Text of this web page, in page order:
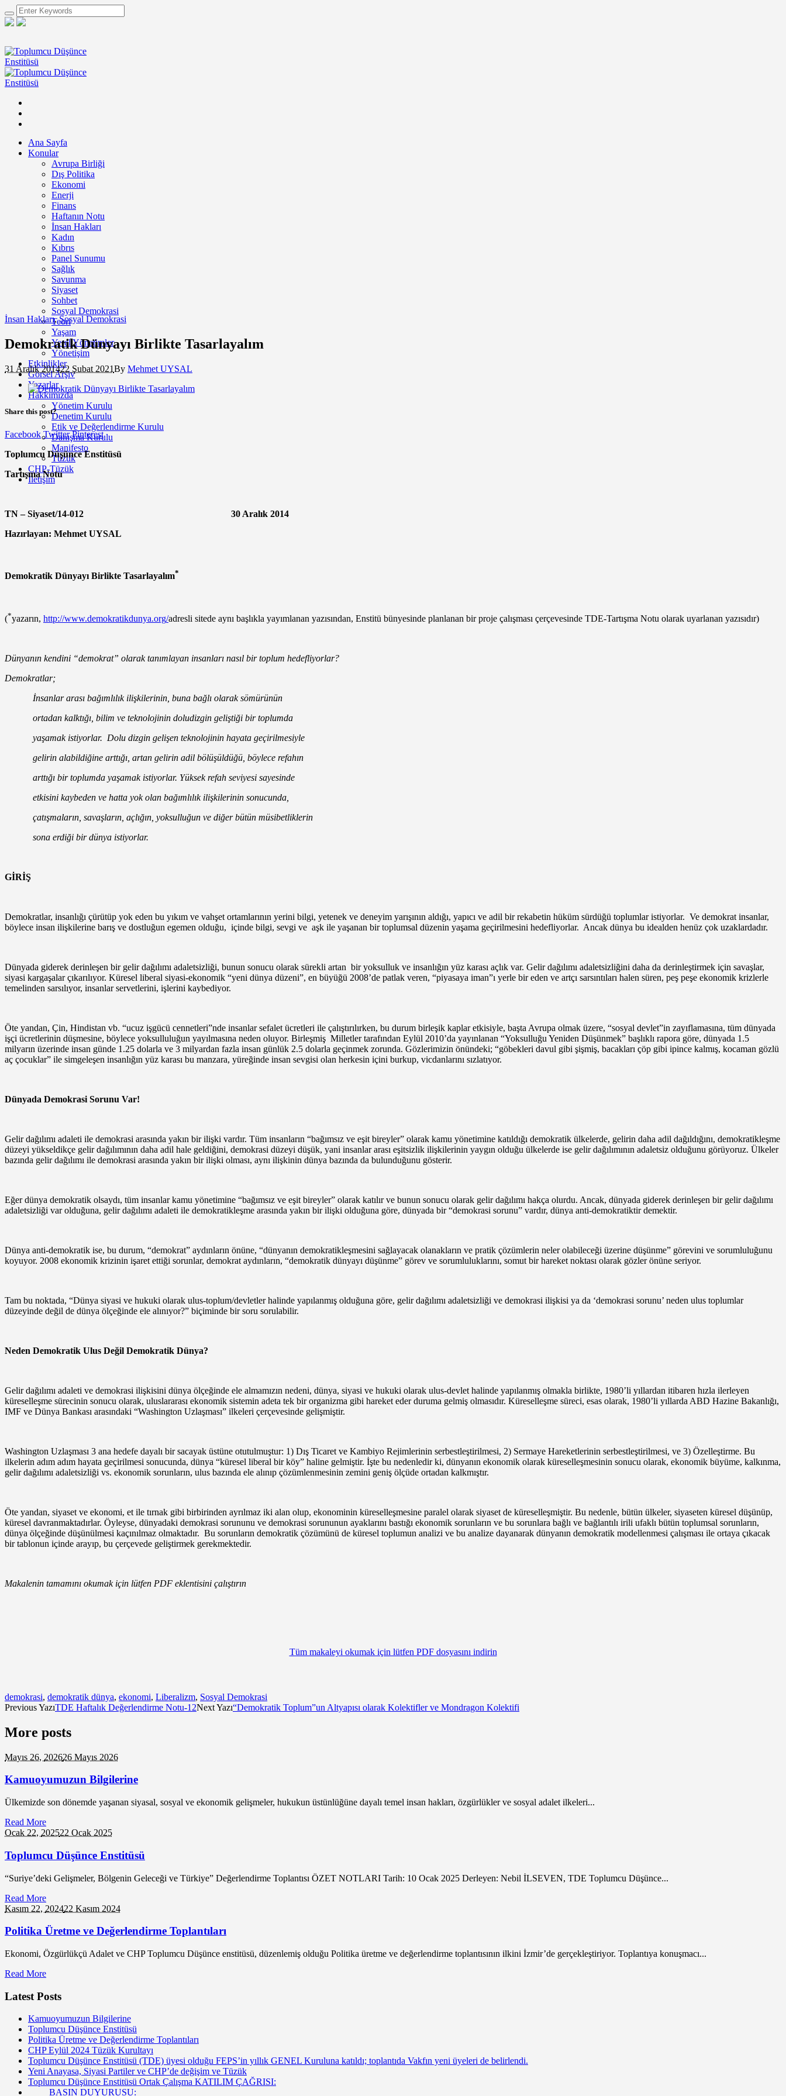
Ana Sayfa
Konular
Avrupa Birliği
Dış Politika
Ekonomi
Enerji
Finans
Haftanın Notu
İnsan Hakları
Kadın
Kıbrıs
Panel Sunumu
Sağlık
Savunma
Siyaset
Sohbet
Sosyal Demokrasi
Teori
Yaşam
Yerel Yönetimler
Yönetişim
Etkinlikler
Görsel Arşiv
Yazarlar
Hakkımızda
Yönetim Kurulu
Denetim Kurulu
Etik ve Değerlendirme Kurulu
Danışma Kurulu
Manifesto
Tüzük
CHP-Tüzük
İletişim
İnsan Hakları,Sosyal Demokrasi
Demokratik Dünyayı Birlikte Tasarlayalım
31 Aralık 201422 Şubat 2021By Mehmet UYSAL
Share this post?
Facebook Twitter Pinterest
Toplumcu Düşünce Enstitüsü
Tartışma Notu
TN – Siyaset/14-012 30 Aralık 2014
Hazırlayan: Mehmet UYSAL
Demokratik Dünyayı Birlikte Tasarlayalım*
(*yazarın, http://www.demokratikdunya.org/adresli sitede aynı başlıkla yayımlanan yazısından, Enstitü bünyesinde planlanan bir proje çalışması çerçevesinde TDE-Tartışma Notu olarak uyarlanan yazısıdır)
Dünyanın kendini “demokrat” olarak tanımlayan insanları nasıl bir toplum hedefliyorlar?
Demokratlar;
İnsanlar arası bağımlılık ilişkilerinin, buna bağlı olarak sömürünün
ortadan kalktığı, bilim ve teknolojinin doludizgin geliştiği bir toplumda
yaşamak istiyorlar. Dolu dizgin gelişen teknolojinin hayata geçirilmesiyle
gelirin alabildiğine arttığı, artan gelirin adil bölüşüldüğü, böylece refahın
arttığı bir toplumda yaşamak istiyorlar. Yüksek refah seviyesi sayesinde
etkisini kaybeden ve hatta yok olan bağımlılık ilişkilerinin sonucunda,
çatışmaların, savaşların, açlığın, yoksulluğun ve diğer bütün müsibetliklerin
sona erdiği bir dünya istiyorlar.
GİRİŞ
Demokratlar, insanlığı çürütüp yok eden bu yıkım ve vahşet ortamlarının yerini bilgi, yetenek ve deneyim yarışının aldığı, yapıcı ve adil bir rekabetin hüküm sürdüğü toplumlar istiyorlar. Ve demokrat insanlar,
böylece insan ilişkilerine barış ve dostluğun egemen olduğu, içinde bilgi, sevgi ve aşk ile yaşanan bir toplumsal düzenin yaşama geçirilmesini hedefliyorlar. Ancak dünya bu idealden henüz çok uzaklardadır.
Dünyada giderek derinleşen bir gelir dağılımı adaletsizliği, bunun sonucu olarak sürekli artan bir yoksulluk ve insanlığın yüz karası açlık var. Gelir dağılımı adaletsizliğini daha da derinleştirmek için savaşlar,
siyasi kargaşalar çıkarılıyor. Küresel liberal siyasi-ekonomik “yeni dünya düzeni”, en büyüğü 2008’de patlak veren, “piyasaya iman”ı yerle bir eden ve artçı sarsıntıları halen süren, peş peşe ekonomik krizlerle
temelinden sarsılıyor, insanlar servetlerini, işlerini kaybediyor.
Öte yandan, Çin, Hindistan vb. “ucuz işgücü cennetleri”nde insanlar sefalet ücretleri ile çalıştırılırken, bu durum birleşik kaplar etkisiyle, başta Avrupa olmak üzere, “sosyal devlet”in zayıflamasına, tüm dünyada
işçi ücretlerinin düşmesine, böylece yoksulluluğun yayılmasına neden oluyor. Birleşmiş Milletler tarafından Eylül 2010’da yayınlanan “Yoksulluğu Yeniden Düşünmek” başlıklı rapora göre, dünyada 1.5
milyarın üzerinde insan günde 1.25 dolarla ve 3 milyardan fazla insan günlük 2.5 dolarla geçinmek zorunda. Gözlerimizin önündeki; “göbekleri davul gibi şişmiş, bacakları çöp gibi ipince kalmış, kocaman gözlü
aç çocuklar” ile simgeleşen insanlığın yüz karası bu manzara, yüreğinde insan sevgisi olan herkesin içini burkup, vicdanlarını sızlatıyor.
Dünyada Demokrasi Sorunu Var!
Gelir dağılımı adaleti ile demokrasi arasında yakın bir ilişki vardır. Tüm insanların “bağımsız ve eşit bireyler” olarak kamu yönetimine katıldığı demokratik ülkelerde, gelirin daha adil dağıldığını, demokratikleşme
düzeyi yükseldikçe gelir dağılımının daha adil hale geldiğini, demokrasi düzeyi düşük, yani insanlar arası eşitsizlik ilişkilerinin yaygın olduğu ülkelerde ise gelir dağılımının adaletsiz olduğunu görüyoruz. Ülkeler
bazında gelir dağılımı ile demokrasi arasında yakın bir ilişki olması, aynı ilişkinin dünya bazında da bulunduğunu gösterir.
Eğer dünya demokratik olsaydı, tüm insanlar kamu yönetimine “bağımsız ve eşit bireyler” olarak katılır ve bunun sonucu olarak gelir dağılımı hakça olurdu. Ancak, dünyada giderek derinleşen bir gelir dağılımı
adaletsizliği var olduğuna, gelir dağılımı adaleti ile demokratikleşme arasında yakın bir ilişki olduğuna göre, dünyada bir “demokrasi sorunu” vardır, dünya anti-demokratiktir demektir.
Dünya anti-demokratik ise, bu durum, “demokrat” aydınların önüne, “dünyanın demokratikleşmesini sağlayacak olanakların ve pratik çözümlerin neler olabileceği üzerine düşünme” görevini ve sorumluluğunu
koyuyor. 2008 ekonomik krizinin işaret ettiği sorunlar, demokrat aydınların, “demokratik dünyayı düşünme” görev ve sorumluluklarını, somut bir hareket noktası olarak gözler önüne seriyor.
Tam bu noktada, “Dünya siyasi ve hukuki olarak ulus-toplum/devletler halinde yapılanmış olduğuna göre, gelir dağılımı adaletsizliği ve demokrasi ilişkisi ya da ‘demokrasi sorunu’ neden ulus toplumlar
düzeyinde değil de dünya ölçeğinde ele alınıyor?” biçiminde bir soru sorulabilir.
Neden Demokratik Ulus Değil Demokratik Dünya?
Gelir dağılımı adaleti ve demokrasi ilişkisini dünya ölçeğinde ele almamızın nedeni, dünya, siyasi ve hukuki olarak ulus-devlet halinde yapılanmış olmakla birlikte, 1980’li yıllardan itibaren hızla ilerleyen
küreselleşme sürecinin sonucu olarak, uluslararası ekonomik sistemin adeta tek bir organizma gibi hareket eder duruma gelmiş olmasıdır. Küreselleşme süreci, esas olarak, 1980’li yıllarda ABD Hazine Bakanlığı,
IMF ve Dünya Bankası arasındaki “Washington Uzlaşması” ilkeleri çerçevesinde gelişmiştir.
Washington Uzlaşması 3 ana hedefe dayalı bir sacayak üstüne otutulmuştur: 1) Dış Ticaret ve Kambiyo Rejimlerinin serbestleştirilmesi, 2) Sermaye Hareketlerinin serbestleştirilmesi, ve 3) Özelleştirme. Bu
ilkelerin adım adım hayata geçirilmesi sonucunda, dünya “küresel liberal bir köy” haline gelmiştir. İşte bu nedenledir ki, dünyanın ekonomik olarak küreselleşmesinin sonucu olarak, ekonomik büyüme, kalkınma,
gelir dağılımı adaletsizliği vs. ekonomik sorunların, ulus bazında ele alınıp çözümlenmesinin zemini geniş ölçüde ortadan kalkmıştır.
Öte yandan, siyaset ve ekonomi, et ile tırnak gibi birbirinden ayrılmaz iki alan olup, ekonominin küreselleşmesine paralel olarak siyaset de küreselleşmiştir. Bu nedenle, bütün ülkeler, siyaseten küresel düşünüp,
küresel davranmaktadırlar. Öyleyse, dünyadaki demokrasi sorununu ve demokrasi sorununun ayaklarını bastığı ekonomik sorunların ve bu sorunlara bağlı ve bağlantılı irili ufaklı bütün toplumsal sorunların,
dünya ölçeğinde düşünülmesi kaçınılmaz olmaktadır. Bu sorunların demokratik çözümünü de küresel toplumun analizi ve bu analize dayanarak dünyanın demokratik modellenmesi çalışması ile ortaya çıkacak
bir tablonun içinde arayıp, bu çerçevede geliştirmek gerekmektedir.
Makalenin tamamını okumak için lütfen PDF eklentisini çalıştırın
Tüm makaleyi okumak için lütfen PDF dosyasını indirin
demokrasi, demokratik dünya, ekonomi, Liberalizm, Sosyal Demokrasi
Previous YazıTDE Haftalık Değerlendirme Notu-12Next Yazı“Demokratik Toplum”un Altyapısı olarak Kolektifler ve Mondragon Kolektifi
More posts
Mayıs 26, 202626 Mayıs 2026
Kamuoyumuzun Bilgilerine
Ülkemizde son dönemde yaşanan siyasal, sosyal ve ekonomik gelişmeler, hukukun üstünlüğüne dayalı temel insan hakları, özgürlükler ve sosyal adalet ilkeleri...
Read More
Ocak 22, 202522 Ocak 2025
Toplumcu Düşünce Enstitüsü
“Suriye’deki Gelişmeler, Bölgenin Geleceği ve Türkiye” Değerlendirme Toplantısı ÖZET NOTLARI Tarih: 10 Ocak 2025 Derleyen: Nebil İLSEVEN, TDE Toplumcu Düşünce...
Read More
Kasım 22, 202422 Kasım 2024
Politika Üretme ve Değerlendirme Toplantıları
Ekonomi, Özgürlükçü Adalet ve CHP Toplumcu Düşünce enstitüsü, düzenlemiş olduğu Politika üretme ve değerlendirme toplantısının ilkini İzmir’de gerçekleştiriyor. Toplantıya konuşmacı...
Read More
Latest Posts
Kamuoyumuzun Bilgilerine
Toplumcu Düşünce Enstitüsü
Politika Üretme ve Değerlendirme Toplantıları
CHP Eylül 2024 Tüzük Kurultayı
Toplumcu Düşünce Enstitüsü (TDE) üyesi olduğu FEPS’in yıllık GENEL Kuruluna katıldı; toplantıda Vakfın yeni üyeleri de belirlendi.
Yeni Anayasa, Siyasi Partiler ve CHP’de değişim ve Tüzük
Toplumcu Düşünce Enstitüsü Ortak Çalışma KATILIM ÇAĞRISI:
BASIN DUYURUSU: